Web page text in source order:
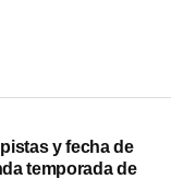
y fecha de
temporada de